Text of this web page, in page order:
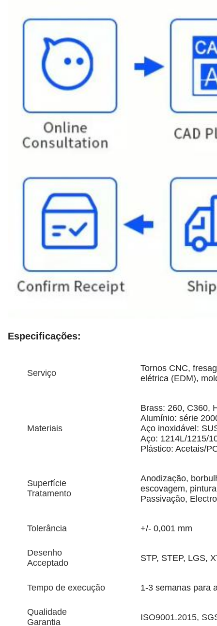
Especificações:
Serviço
Tornos CNC,
elétrica (EDM),
Materiais
Brass: 260, C360,
Alumínio: série
Aço inoxidável:
Aço: 1214L/1215/
Plástico: Acetais/
Superfície
Tratamento
Anodização,
escovagem,
Passivação,
Tolerância +/- 0,001 mm
Desenho
Acceptado
STP, STEP, LGS,
Tempo de execução 1-3 semanas para
Qualidade
Garantia
ISO9001.2015,